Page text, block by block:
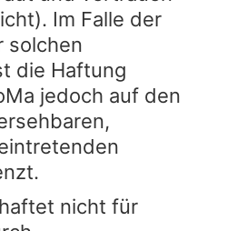
Im Falle der
solchen
die Haftung
jedoch auf den
nicht für